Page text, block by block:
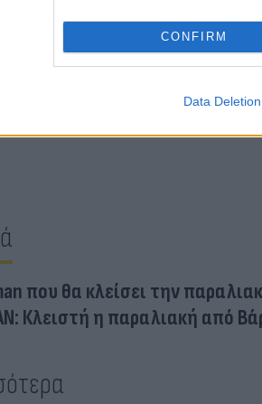
CONFIRM
Data Deletion
δες περισσότεροFlash.grστην
που θα κλείσει την
Κλειστή η παραλιακή από